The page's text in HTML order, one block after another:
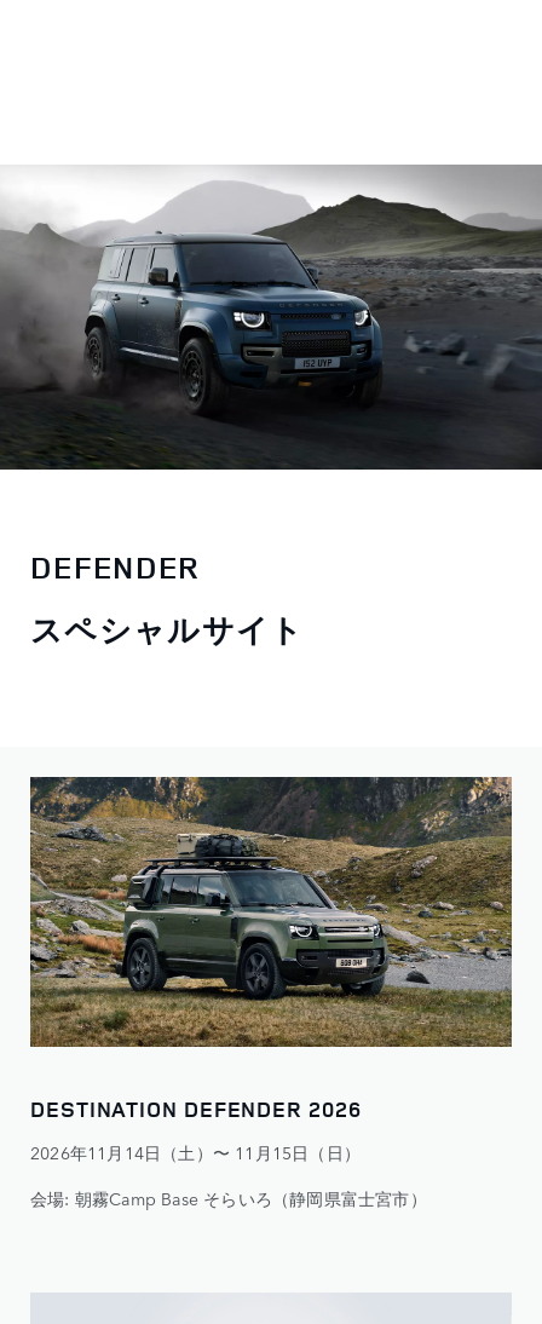
DEFENDER
スペシャルサイト
DESTINATION DEFENDER 2026
2026年11月14日（土）〜 11月15日（日）
会場: 朝霧Camp Base そらいろ（静岡県富士宮市）